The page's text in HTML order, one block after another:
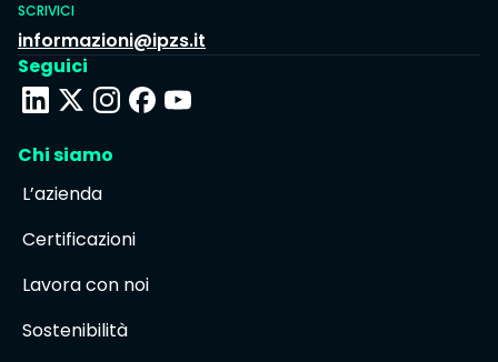
SCRIVICI
informazioni@ipzs.it
Seguici
Chi siamo
L’azienda
Certificazioni
Lavora con noi
Sostenibilità